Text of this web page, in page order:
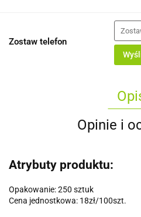
Zostaw telefon
Opinie i
Atrybuty produktu:
Opakowanie:250 sztuk
Cena jednostkowa: 18zł/100szt.